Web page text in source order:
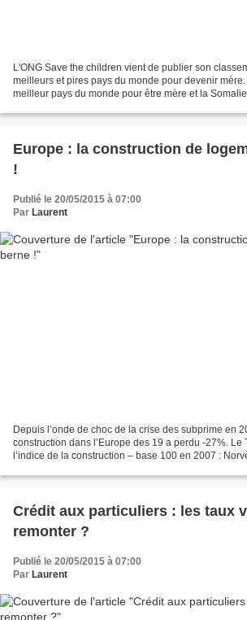
L'ONG Save the children vient de publier son
meilleurs et pires pays du monde pour devenir
meilleur pays du monde pour être mère et la
Europe : la construction de
!
Publié le 20/05/2015 à 07:00
Par Laurent
Depuis l’onde de choc de la crise des subprime en
construction dans l’Europe des 19 a perdu -27%. Le
l’indice de la construction – base 100 en 2007 :
Crédit aux particuliers : les taux
remonter ?
Publié le 20/05/2015 à 07:00
Par Laurent